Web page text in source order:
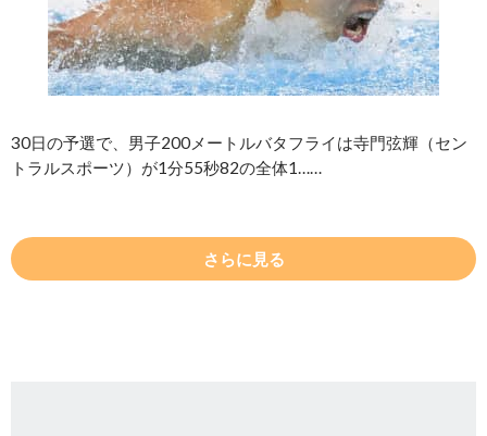
30日の予選で、男子200メートルバタフライは寺門弦輝（セン
トラルスポーツ）が1分55秒82の全体1……
さらに見る